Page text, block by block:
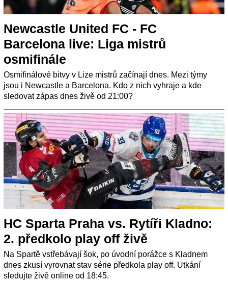
Newcastle United FC - FC
Barcelona live: Liga mistrů
osmifinále
Osmifinálové bitvy v Lize mistrů začínají dnes. Mezi týmy
jsou i Newcastle a Barcelona. Kdo z nich vyhraje a kde
sledovat zápas dnes živě od 21:00?
HC Sparta Praha vs. Rytíři Kladno:
2. předkolo play off živě
Na Spartě vstřebávají šok, po úvodní porážce s Kladnem
dnes zkusí vyrovnat stav série předkola play off. Utkání
sledujte živě online od 18:45.